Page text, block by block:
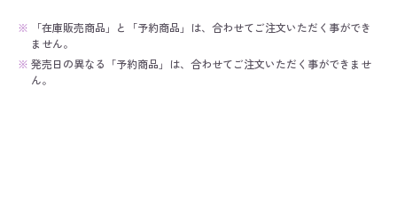
※
「在庫販売商品」と「予約商品」は、合わせてご注文いただく事ができ
ません。
※ 発売日の異なる「予約商品」は、合わせてご注文いただく事ができませ
ん。